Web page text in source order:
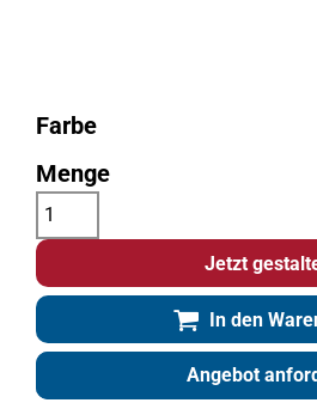
Farbe
Menge
Jetzt
In den
Angebot